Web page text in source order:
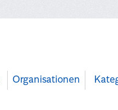
Organisationen